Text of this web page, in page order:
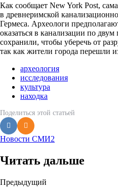
Как сообщает New York Post,
в древнеримской
Гермеса. Археологи
оказаться в канализации по
сохранили, чтобы уберечь от
так как жители города перешли
археология
исследования
культура
находка
Поделиться этой статьей
Новости СМИ2
Читать дальше
Post
Предыдущий